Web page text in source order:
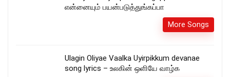
என்னையும் பயன்படுத்துங்கப்பா
More Songs
Ulagin Oliyae Vaalka Uyirpikkum devanae
song lyrics – உலகின் ஒளியே வாழ்க